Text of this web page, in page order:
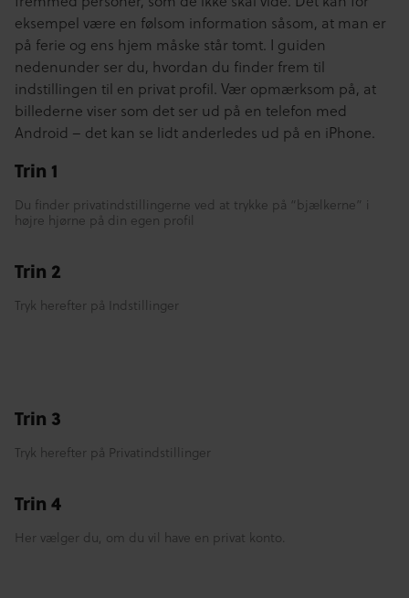
eksempel være en følsom information såsom, at man er
på ferie og ens hjem måske står tomt. I guiden
nedenunder ser du, hvordan du finder frem til
indstillingen til en privat profil. Vær opmærksom på, at
billederne viser som det ser ud på en telefon med
Android – det kan se lidt anderledes ud på en iPhone.
Trin 1
Du finder privatindstillingerne ved at trykke på “bjælkerne” i
højre hjørne på din egen profil
Trin 2
Tryk herefter på Indstillinger
Trin 3
Tryk herefter på Privatindstillinger
Trin 4
Her vælger du, om du vil have en privat konto.